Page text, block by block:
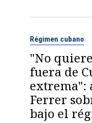
Régimen cubano
"No
fuera de
extrema":
Ferrer
bajo el